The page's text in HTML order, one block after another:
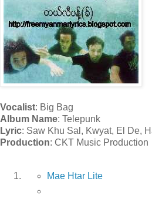
Vocalist: Big Bag
Album Name: Telepunk
Lyric: Saw Khu Sal, Kwyat, El De,
Production: CKT Music Production
Mae Htar Lite